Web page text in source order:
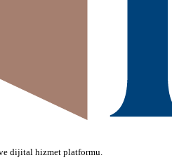
dijital hizmet platformu.